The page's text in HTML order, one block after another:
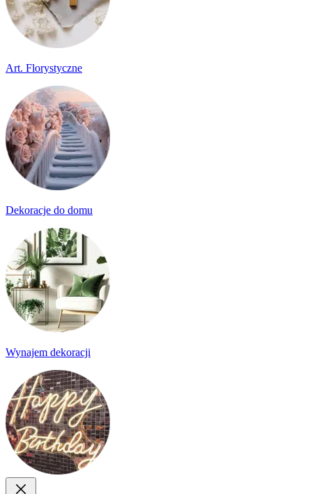
Art. Florystyczne
Dekoracje do domu
Wynajem dekoracji